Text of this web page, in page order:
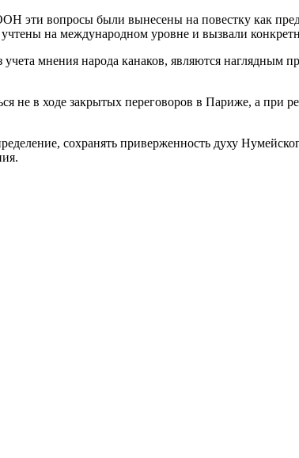
эти вопросы были вынесены на повестку как
на международном уровне и вызвали
мнения народа канаков, являются
не в ходе закрытых переговоров в Париже, а при
сохранять приверженность духу